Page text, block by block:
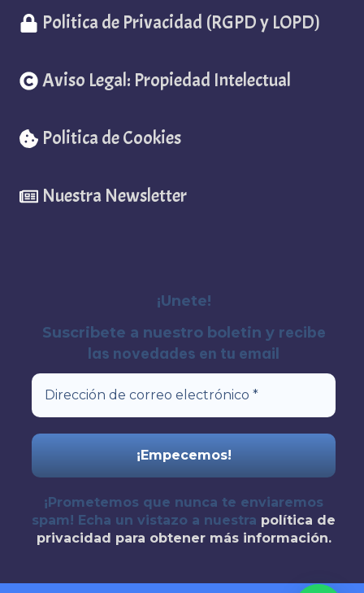
Politica de Privacidad (RGPD y LOPD)
Aviso Legal: Propiedad Intelectual
Politica de Cookies
Nuestra Newsletter
¡Unete!
Suscribete a nuestro boletin y recibe
las novedades en tu email
¡Prometemos que nunca te enviaremos
spam! Echa un vistazo a nuestra política de
privacidad para obtener más información.